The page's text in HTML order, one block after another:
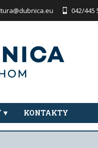
042/445
KONTAKTY